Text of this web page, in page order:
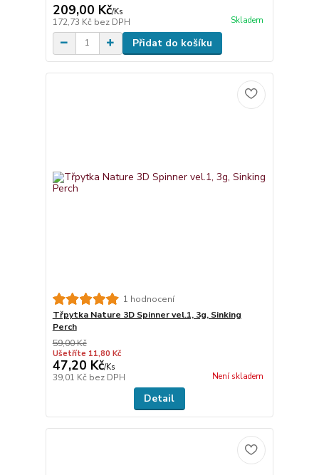
209,00 Kč/Ks
172,73 Kč bez DPH Skladem
Přidat do košíku
1 hodnocení
Třpytka Nature 3D Spinner vel.1, 3g, Sinking
Perch
59,00 Kč
Ušetříte 11,80 Kč
47,20 Kč/Ks
39,01 Kč bez DPH Není skladem
Detail